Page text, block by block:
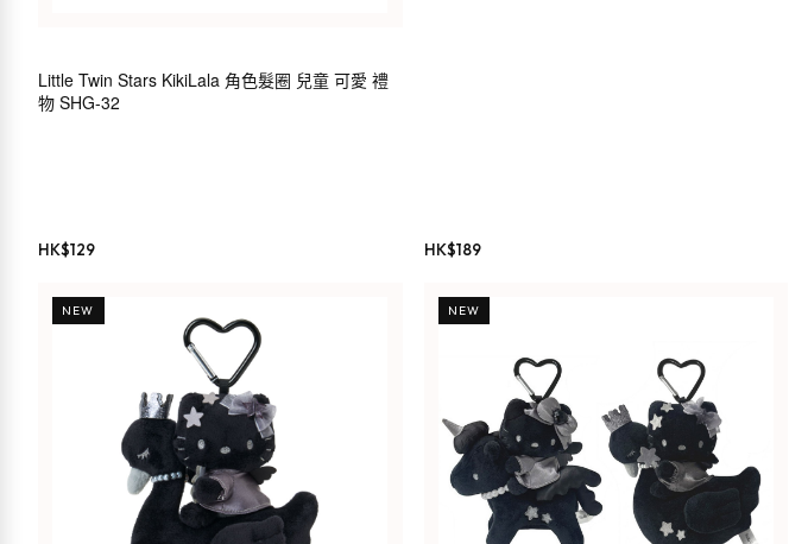
Little Twin Stars KikiLala 角色髮圈 兒童 可愛 禮
物 SHG-32
HK$129 HK$189
NEW NEW